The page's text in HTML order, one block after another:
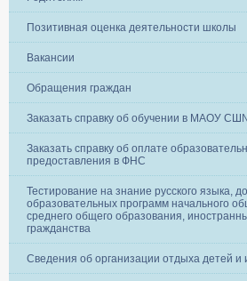
Позитивная оценка деятельности школы
Вакансии
Обращения граждан
Заказать справку об обучении в МАОУ
Заказать справку об оплате
предоставления в ФНС
Тестирование на знание русского языка,
образовательных программ начального
среднего общего образования,
гражданства
Сведения об организации отдыха детей и